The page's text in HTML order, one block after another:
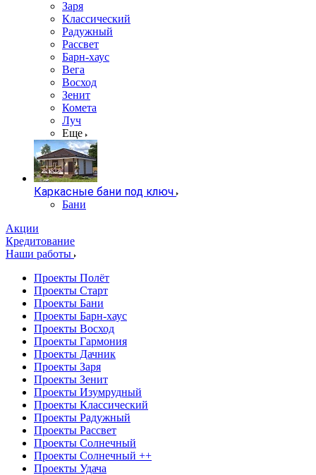
Заря
Классический
Радужный
Рассвет
Барн-хаус
Вега
Восход
Зенит
Комета
Луч
Еще
Каркасные бани под ключ
Бани
Акции
Кредитование
Наши работы
Проекты Полёт
Проекты Старт
Проекты Бани
Проекты Барн-хаус
Проекты Восход
Проекты Гармония
Проекты Дачник
Проекты Заря
Проекты Зенит
Проекты Изумрудный
Проекты Классический
Проекты Радужный
Проекты Рассвет
Проекты Солнечный
Проекты Солнечный ++
Проекты Удача